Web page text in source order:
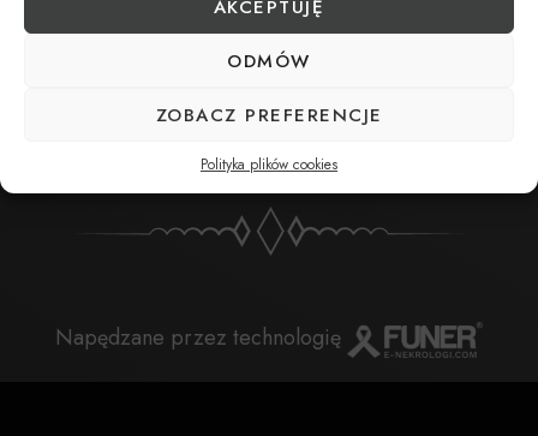
AKCEPTUJĘ
ODMÓW
ZOBACZ PREFERENCJE
Polityka plików cookies
UDOSTĘPNIJ NEKROLOG
POBIERZ POWIADOMIENIE SMS
Napędzane przez technologię